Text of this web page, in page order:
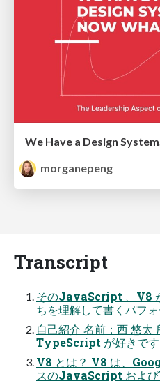
We Have a Design
morganepeng
Transcript
そのJavaScript 、V8
ちを理解して書くパフ
自己紹介 名前：西 悠太
TypeScript が好きです
V8 とは？ V8 は、
スのJavaScript およ